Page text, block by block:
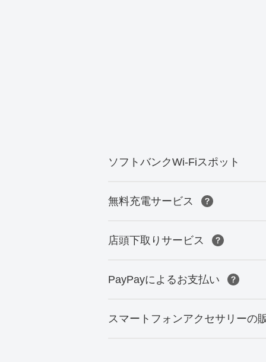
ソフトバンクWi-Fiスポット
無料充電サービス
店頭下取りサービス
PayPayによるお支払い
スマートフォンアクセサリーの